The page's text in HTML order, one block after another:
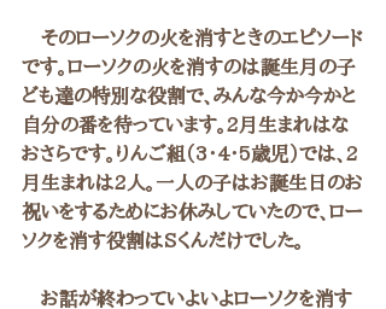
そのローソクの火を消すときのエピソード
です。ローソクの火を消すのは誕生月の子
ども達の特別な役割で、みんな今か今かと
自分の番を待っています。2月生まれはな
おさらです。りんご組（3・4・5歳児）では、2
月生まれは2人。一人の子はお誕生日のお
祝いをするためにお休みしていたので、ロー
ソクを消す役割はSくんだけでした。
お話が終わっていよいよローソクを消す